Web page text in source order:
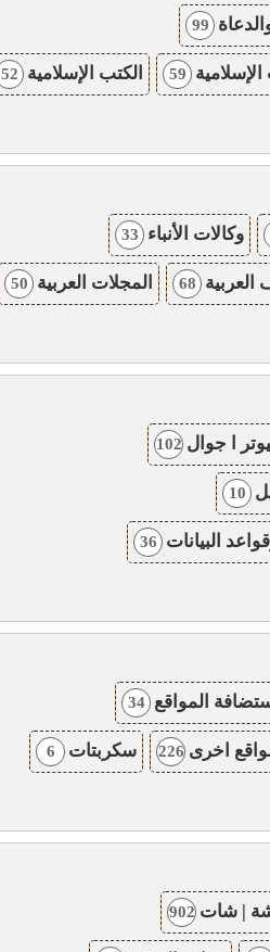
99
59 الكتب الإسلامية 52
وكالات الأنباء 33
العربية 68 المجلات العربية 50
ا جوال 102
10
البيانات 36
المواقع 34
اخرى 226 سكربتات 6
| شات 902